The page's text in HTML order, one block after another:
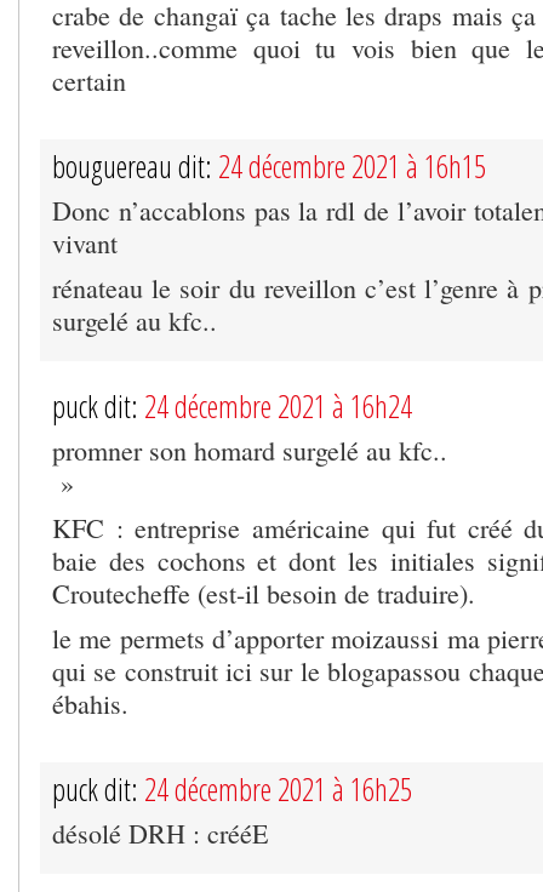
crabe de changaï ça tache les draps mais
reveillon..comme quoi tu vois bien que
certain
bouguereau dit: 24 décembre 2021 à 16h15
Donc n’accablons pas la rdl de l’avoir
vivant
rénateau le soir du reveillon c’est l’genre à
surgelé au kfc..
puck dit: 24 décembre 2021 à 16h24
promner son homard surgelé au kfc..
»
KFC : entreprise américaine qui fut créé
baie des cochons et dont les initiales
Croutecheffe (est-il besoin de traduire).
le me permets d’apporter moizaussi ma
qui se construit ici sur le blogapassou
ébahis.
puck dit: 24 décembre 2021 à 16h25
désolé DRH : crééE